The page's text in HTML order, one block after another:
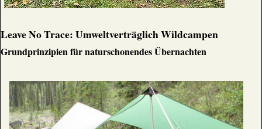
Leave No Trace: Umweltverträglich Wildcampen
Grundprinzipien für naturschonendes Übernachten